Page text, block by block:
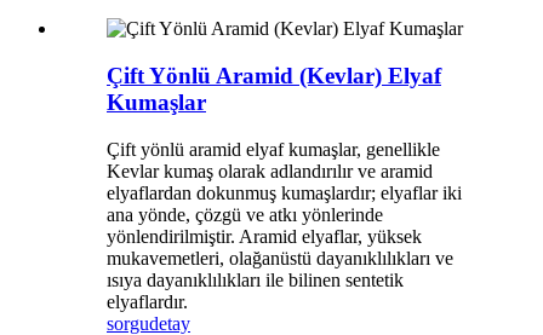
Çift Yönlü Aramid (Kevlar) Elyaf
Kumaşlar
Çift yönlü aramid elyaf kumaşlar, genellikle
Kevlar kumaş olarak adlandırılır ve aramid
elyaflardan dokunmuş kumaşlardır; elyaflar iki
ana yönde, çözgü ve atkı yönlerinde
yönlendirilmiştir. Aramid elyaflar, yüksek
mukavemetleri, olağanüstü dayanıklılıkları ve
ısıya dayanıklılıkları ile bilinen sentetik
elyaflardır.
sorgudetay